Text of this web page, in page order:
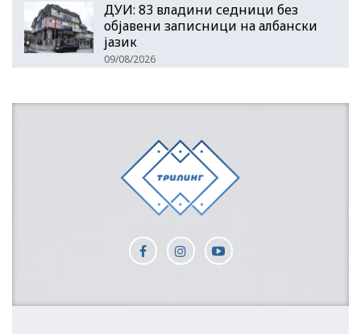
ДУИ: 83 владини седници без
објавени записници на албански
јазик
09/08/2026